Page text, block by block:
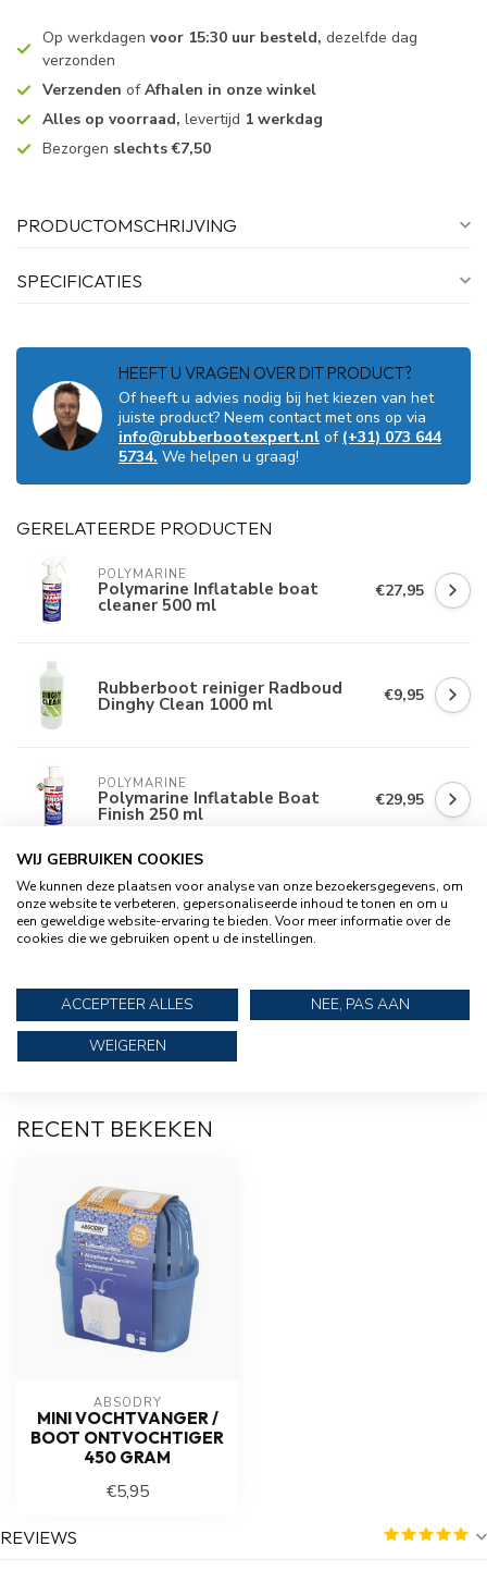
Op werkdagen voor 15:30 uur besteld, dezelfde dag
verzonden
Verzenden ofAfhalen in onze winkel
Alles op voorraad, levertijd 1 werkdag
Bezorgen slechts €7,50
PRODUCTOMSCHRIJVING
SPECIFICATIES
HEEFT U VRAGEN OVER DIT PRODUCT?
Of heeft u advies nodig bij het kiezen van het
juiste product? Neem contact met ons op via
info@rubberbootexpert.nl of (+31) 073 644
5734. We helpen u graag!
GERELATEERDE PRODUCTEN
POLYMARINE
Polymarine Inflatable boat
cleaner 500 ml
€27,95
Rubberboot reiniger Radboud
Dinghy Clean 1000 ml €9,95
POLYMARINE
Polymarine Inflatable Boat
Finish 250 ml
€29,95
TALAMEX
Talamex 5 liter antivries voor
motor, pompen, tanks en toilet
€15,95
€15,95
TALAMEX
Talamex Luiwagen / borstel met
Fiber vezel
€13,95
RECENT BEKEKEN
ABSODRY
MINI VOCHTVANGER /
BOOT ONTVOCHTIGER
450 GRAM
€5,95
REVIEWS
WIJ GEBRUIKEN COOKIES
We kunnen deze plaatsen voor analyse van onze bezoekersgegevens, om
onze website te verbeteren, gepersonaliseerde inhoud te tonen en om u
een geweldige website-ervaring te bieden. Voor meer informatie over de
cookies die we gebruiken opent u de instellingen.
ACCEPTEER ALLES
NEE, PAS AAN
WEIGEREN